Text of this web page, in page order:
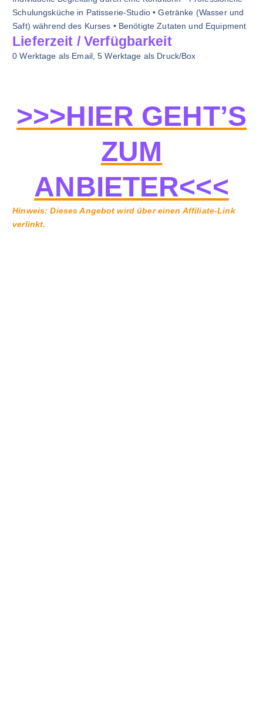
Schulungsküche in Patisserie-Studio • Getränke (Wasser und
Saft) während des Kurses • Benötigte Zutaten und Equipment
Lieferzeit / Verfügbarkeit
0 Werktage als Email, 5 Werktage als Druck/Box
>>>HIER GEHT’S
ZUM
ANBIETER<<<
Hinweis: Dieses Angebot wird über einen Affiliate-Link
verlinkt.